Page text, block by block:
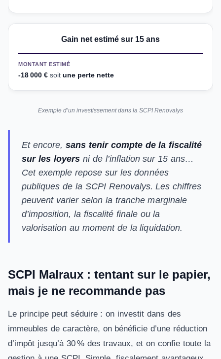
Gain net estimé sur 15 ans
MONTANT ESTIMÉ
-18 000 € soit une perte nette
Exemple d’un investissement dans la SCPI Renovalys
Et encore, sans tenir compte de la fiscalité
sur les loyersni de l’inflation sur 15 ans…
Cet exemple repose sur les données
publiques de la SCPI Renovalys. Les chiffres
peuvent varier selon la tranche marginale
d’imposition, la fiscalité finale ou la
valorisation au moment de la liquidation.
SCPI Malraux : tentant sur le papier,
mais je ne recommande pas
Le principe peut séduire : on investit dans des
immeubles de caractère, on bénéficie d’une réduction
d’impôt jusqu’à 30 % des travaux, et on confie toute la